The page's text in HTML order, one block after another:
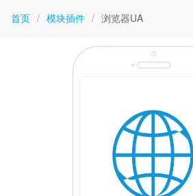
首页 / 模块插件 / 浏览器UA